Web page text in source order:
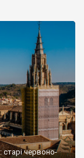
старі червоно-